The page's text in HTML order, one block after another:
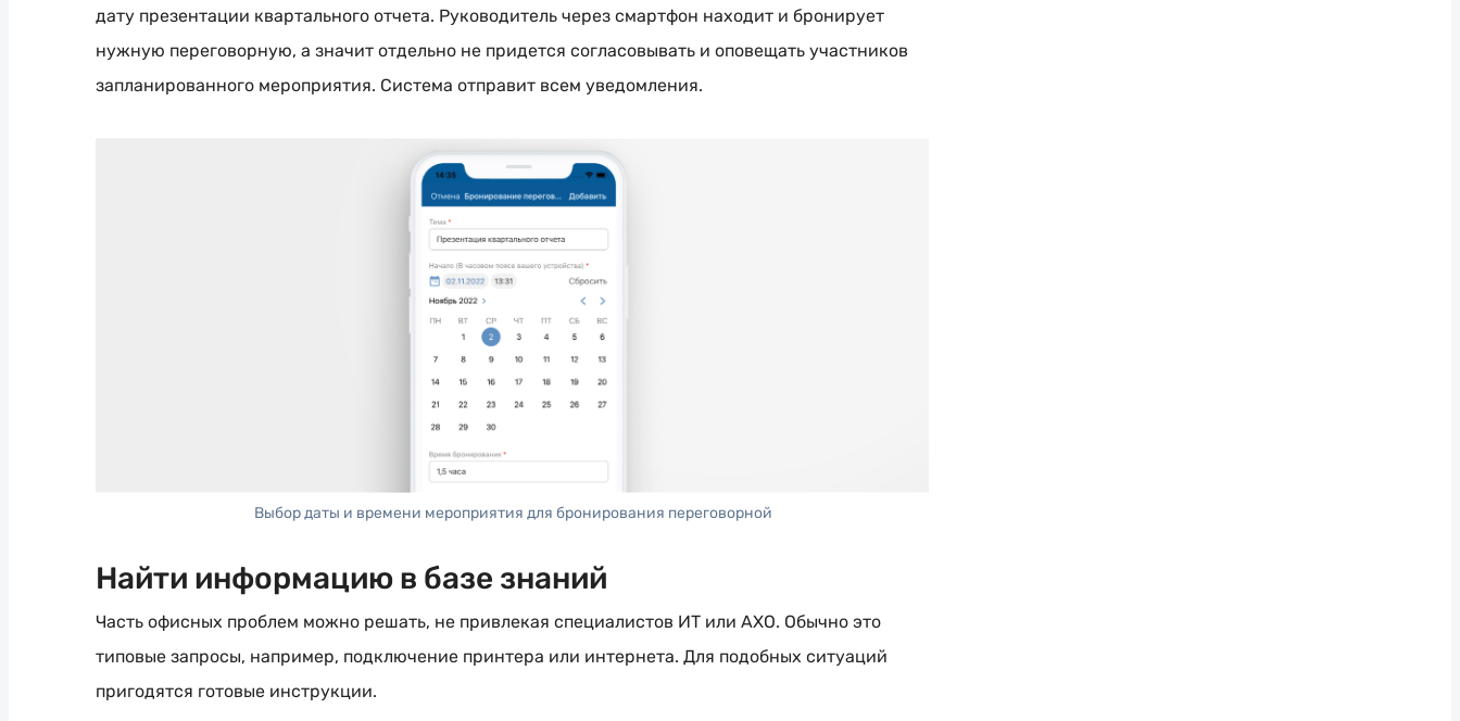
дату презентации квартального отчета. Руководитель через смартфон находит и бронирует
нужную переговорную, а значит отдельно не придется согласовывать и оповещать участников
запланированного мероприятия. Система отправит всем уведомления.
Выбор даты и времени мероприятия для бронирования переговорной
Найти информацию в базе знаний
Часть офисных проблем можно решать, не привлекая специалистов ИТ или АХО. Обычно это
типовые запросы, например, подключение принтера или интернета. Для подобных ситуаций
пригодятся готовые инструкции.